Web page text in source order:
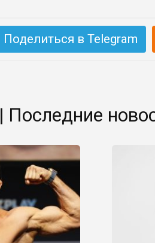
Поделиться в Telegram